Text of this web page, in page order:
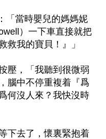
「當時嬰兒的媽媽妮
）一下車直接就把
救我的寶貝！』」
壓，「我聽到很微弱
腦中不停重複着『爲
何沒人來？我快沒時
下去了，懷裏緊抱着